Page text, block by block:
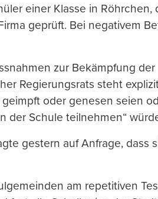
einer Klasse in Röhrchen,
geprüft. Bei negativem
zur Bekämpfung der
Regierungsrats steht
oder genesen seien
der Schule teilnehmen“
gestern auf Anfrage, dass
am repetitiven